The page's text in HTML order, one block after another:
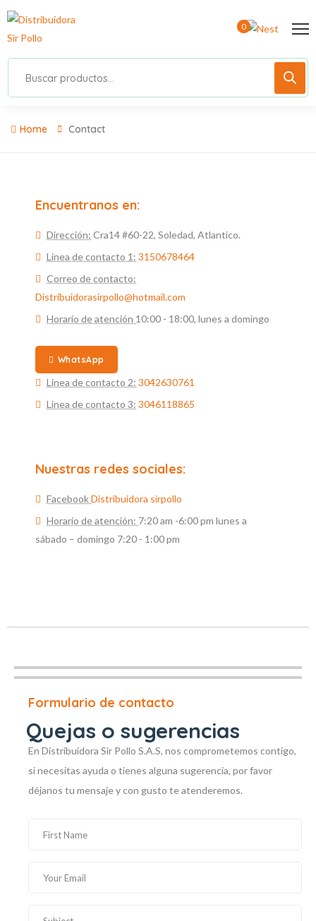
0
Home Contact
Encuentranos en:
Dirección: Cra14 #60-22, Soledad, Atlantico.
Linea de contacto 1: 3150678464
Correo de contacto:
Distribuidorasirpollo@hotmail.com
Horario de atención 10:00 - 18:00, lunes a domingo
WhatsApp
Linea de contacto 2: 3042630761
Linea de contacto 3: 3046118865
Nuestras redes sociales:
FacebookDistribuidora sirpollo
Horario de atención: 7:20 am -6:00 pm lunes a
sábado – domingo 7:20 - 1:00 pm
Formulario de contacto
Quejas o sugerencias
En Distribuidora Sir Pollo S.A.S, nos comprometemos contigo,
si necesitas ayuda o tienes alguna sugerencia, por favor
déjanos tu mensaje y con gusto te atenderemos.